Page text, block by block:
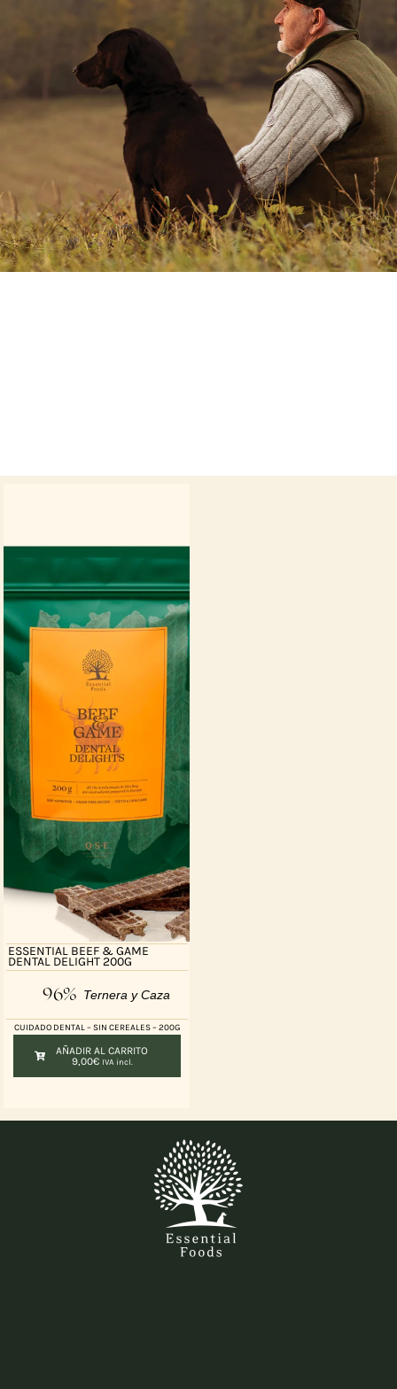
ESSENTIAL BEEF & GAME
DENTAL DELIGHT 200G
96% Ternera y Caza
CUIDADO DENTAL – SIN CEREALES – 200G
AÑADIR AL CARRITO
9,00€ IVA incl.